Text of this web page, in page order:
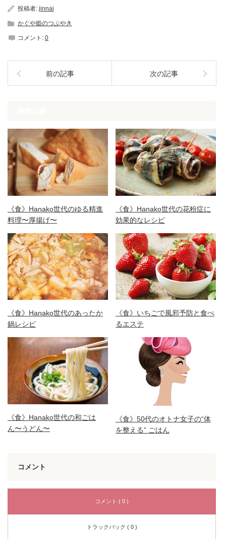
投稿者: jinnai
かぐや姫のつぶやき
コメント: 0
前の記事 次の記事
《食》Hanako世代のゆる精進
料理〜厚揚げ〜
《食》Hanako世代の花粉症に
効果的なレシピ
《食》Hanako世代のあったか
鍋レシピ
《食》いちごで風邪予防と食べ
るエステ
《食》Hanako世代の和ごは
ん〜うどん〜
《食》50代のオトナ女子の“体
を整える” ごはん
コメント
コメント ( 0 )
トラックバック ( 0 )